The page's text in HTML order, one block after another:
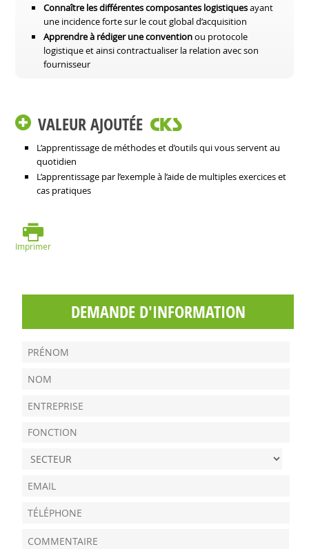
Connaître les différentes composantes logistiquesayant
une incidence forte sur le cout global d’acquisition
Apprendre à rédiger une conventionou protocole
logistique et ainsi contractualiser la relation avec son
fournisseur
VALEUR AJOUTÉE
L’apprentissage de méthodes et d’outils qui vous servent au
quotidien
L’apprentissage par l’exemple à l’aide de multiples exercices et
cas pratiques
Imprimer
DEMANDE D'INFORMATION